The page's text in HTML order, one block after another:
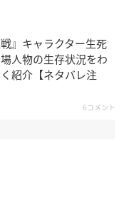
戦』キャラクター生死
人物の生存状況をわ
紹介【ネタバレ注
6コメント